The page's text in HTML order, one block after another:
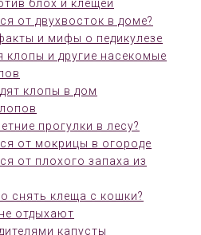
блох и клещей
от двухвосток в доме?
и мифы о педикулезе
клопы и другие насекомые
клопы в дом
прогулки в лесу?
от мокрицы в огороде
от плохого запаха из
снять клеща с кошки?
отдыхают
капусты